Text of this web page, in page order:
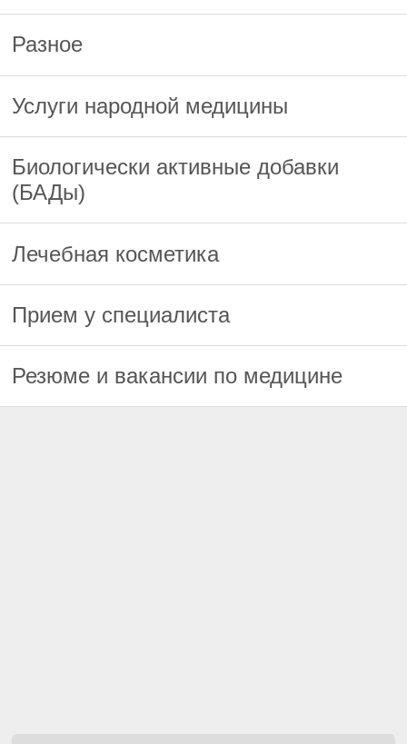
Разное
Услуги народной медицины
Биологически активные добавки
(БАДы)
Лечебная косметика
Прием у специалиста
Резюме и вакансии по медицине